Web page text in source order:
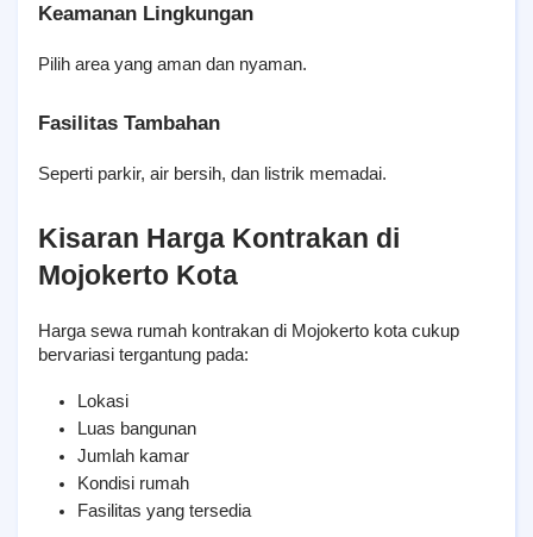
Keamanan Lingkungan
Pilih area yang aman dan nyaman.
Fasilitas Tambahan
Seperti parkir, air bersih, dan listrik memadai.
Kisaran Harga Kontrakan di
Mojokerto Kota
Harga sewa rumah kontrakan di Mojokerto kota cukup
bervariasi tergantung pada:
Lokasi
Luas bangunan
Jumlah kamar
Kondisi rumah
Fasilitas yang tersedia